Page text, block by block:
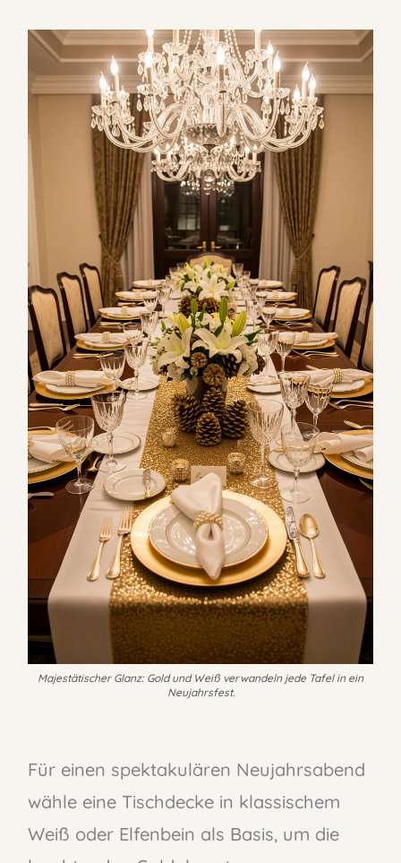
Majestätischer Glanz: Gold und Weiß verwandeln jede Tafel in ein
Neujahrsfest.
Für einen spektakulären Neujahrsabend
wähle eine Tischdecke in klassischem
Weiß oder Elfenbein als Basis, um die